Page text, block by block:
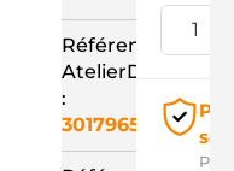
Référence
AtelierD
:
3017965